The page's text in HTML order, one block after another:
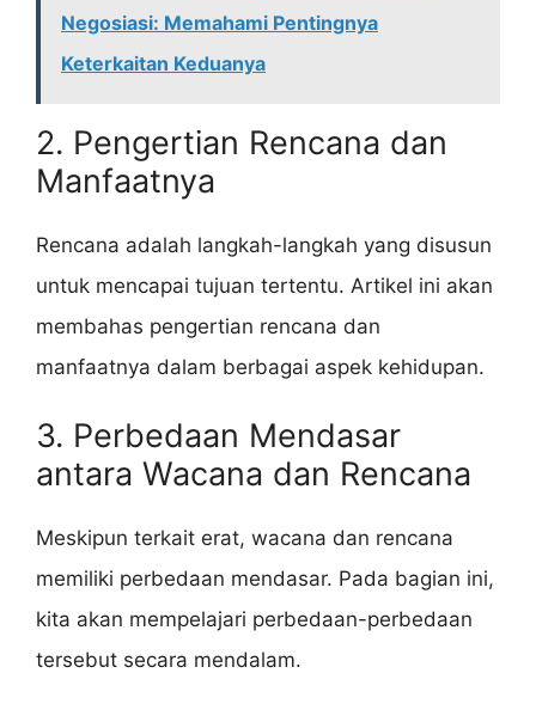
Negosiasi: Memahami Pentingnya
Keterkaitan Keduanya
2. Pengertian Rencana dan
Manfaatnya
Rencana adalah langkah-langkah yang disusun
untuk mencapai tujuan tertentu. Artikel ini akan
membahas pengertian rencana dan
manfaatnya dalam berbagai aspek kehidupan.
3. Perbedaan Mendasar
antara Wacana dan Rencana
Meskipun terkait erat, wacana dan rencana
memiliki perbedaan mendasar. Pada bagian ini,
kita akan mempelajari perbedaan-perbedaan
tersebut secara mendalam.